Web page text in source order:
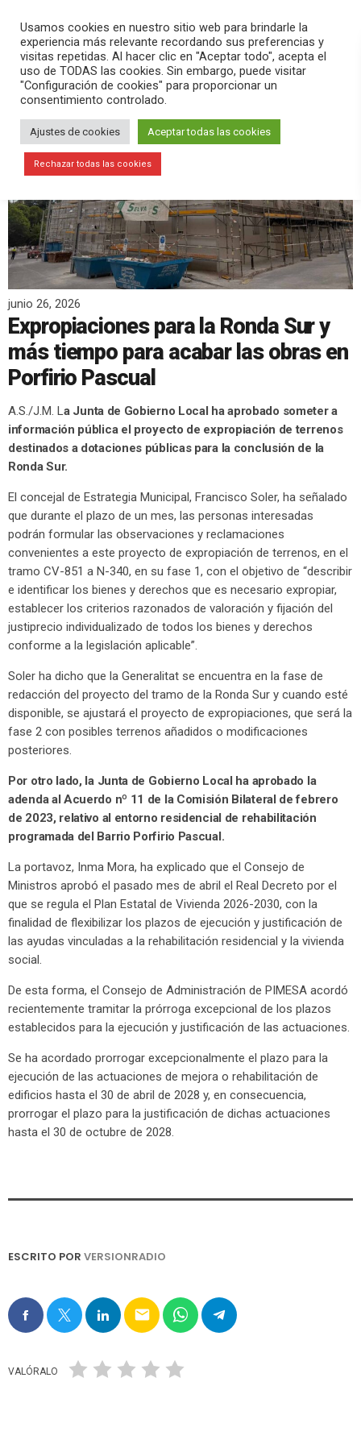
search menu pause PLAY
junio 26, 2026
Expropiaciones para la Ronda Sur y
más tiempo para acabar las obras en
Porfirio Pascual
A.S./J.M. La Junta de Gobierno Local ha aprobado someter a
información pública el proyecto de expropiación de terrenos
destinados a dotaciones públicas para la conclusión de la
Ronda Sur.
El concejal de Estrategia Municipal, Francisco Soler, ha señalado
que durante el plazo de un mes, las personas interesadas
podrán formular las observaciones y reclamaciones
convenientes a este proyecto de expropiación de terrenos, en el
tramo CV-851 a N-340, en su fase 1, con el objetivo de “describir
e identificar los bienes y derechos que es necesario expropiar,
establecer los criterios razonados de valoración y fijación del
justiprecio individualizado de todos los bienes y derechos
conforme a la legislación aplicable”.
Soler ha dicho que la Generalitat se encuentra en la fase de
redacción del proyecto del tramo de la Ronda Sur y cuando esté
disponible, se ajustará el proyecto de expropiaciones, que será la
fase 2 con posibles terrenos añadidos o modificaciones
posteriores.
Por otro lado, la Junta de Gobierno Local ha aprobado la
adenda al Acuerdo nº 11 de la Comisión Bilateral de febrero
de 2023, relativo al entorno residencial de rehabilitación
programada del Barrio Porfirio Pascual.
La portavoz, Inma Mora, ha explicado que el Consejo de
Ministros aprobó el pasado mes de abril el Real Decreto por el
que se regula el Plan Estatal de Vivienda 2026-2030, con la
finalidad de flexibilizar los plazos de ejecución y justificación de
las ayudas vinculadas a la rehabilitación residencial y la vivienda
social.
De esta forma, el Consejo de Administración de PIMESA acordó
recientemente tramitar la prórroga excepcional de los plazos
establecidos para la ejecución y justificación de las actuaciones.
Se ha acordado prorrogar excepcionalmente el plazo para la
ejecución de las actuaciones de mejora o rehabilitación de
edificios hasta el 30 de abril de 2028 y, en consecuencia,
prorrogar el plazo para la justificación de dichas actuaciones
hasta el 30 de octubre de 2028.
ESCRITO POR VERSIONRADIO
email
VALÓRALO
Usamos cookies en nuestro sitio web para brindarle la
experiencia más relevante recordando sus preferencias y
visitas repetidas. Al hacer clic en "Aceptar todo", acepta el
uso de TODAS las cookies. Sin embargo, puede visitar
"Configuración de cookies" para proporcionar un
consentimiento controlado.
Ajustes de cookies Aceptar todas las cookies
Rechazar todas las cookies